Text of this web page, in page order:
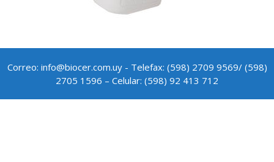
Correo: info@biocer.com.uy - Telefax: (598) 2709 9569/ (598)
2705 1596 – Celular: (598) 92 413 712